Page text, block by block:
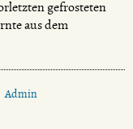
gefrosteten
aus dem
Admin